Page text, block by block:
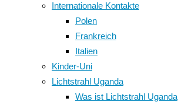
Internationale Kontakte
Polen
Frankreich
Italien
Kinder-Uni
Lichtstrahl Uganda
Was ist Lichtstrahl Uganda